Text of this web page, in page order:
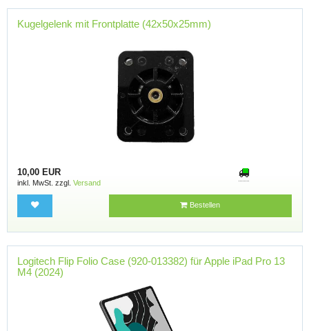
Kugelgelenk mit Frontplatte (42x50x25mm)
10,00 EUR
inkl. MwSt. zzgl. Versand
Bestellen
Logitech Flip Folio Case (920-013382) für Apple iPad Pro 13
M4 (2024)